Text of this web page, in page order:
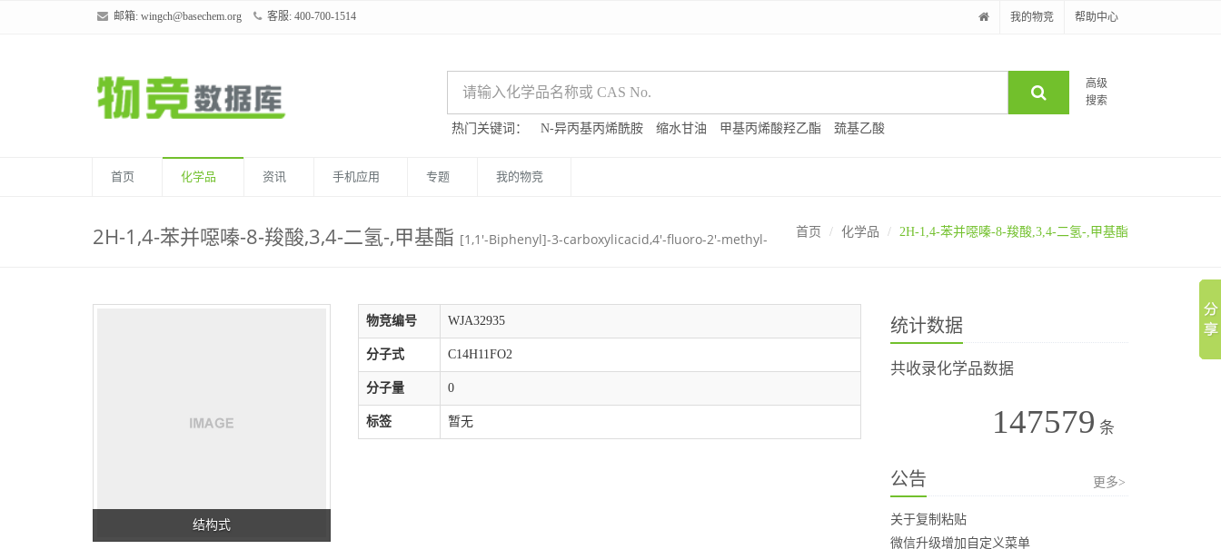
邮箱: wingch@basechem.org 客服: 400-700-1514 我的物竞 帮助中心
高级
搜索
热门关键词： N-异丙基丙烯酰胺 缩水甘油 甲基丙烯酸羟乙酯 巯基乙酸
首页 化学品 资讯 手机应用 专题 我的物竞
2H-1,4-苯并噁嗪-8-羧酸,3,4-二氢-,甲基酯 [1,1'-Biphenyl]-3-carboxylicacid,4'-fluoro-2'-methyl- 首页 化学品 2H-1,4-苯并噁嗪-8-羧酸,3,4-二氢-,甲基酯
结构式
物竞编号 WJA32935
分子式 C14H11FO2
分子量 0
标签 暂无
统计数据
共收录化学品数据
147579 条
公告 更多>
关于复制粘贴
微信升级增加自定义菜单